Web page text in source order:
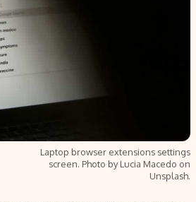
Laptop browser extensions settings
screen. Photo by Lucia Macedo on
Unsplash.